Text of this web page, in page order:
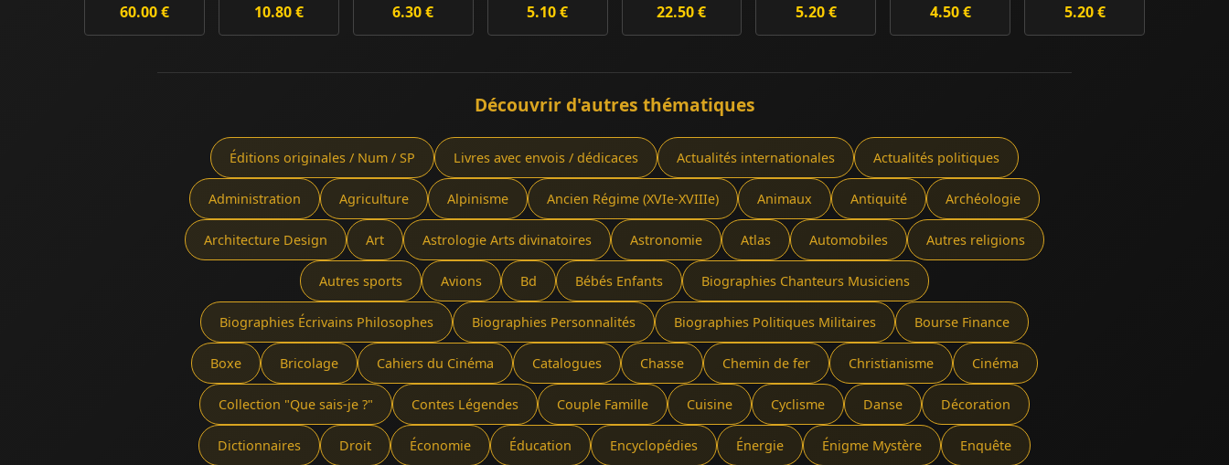
volumes
60.00 € 10.80 € 6.30 €
choisir ...
5.10 €
l'int...
22.50 € 5.20 €
réflexe
4.50 € 5.20 €
Découvrir d'autres thématiques
Éditions originales / Num / SP Livres avec envois / dédicaces Actualités internationales Actualités politiques
Administration Agriculture Alpinisme Ancien Régime (XVIe-XVIIIe) Animaux Antiquité Archéologie
Architecture Design Art Astrologie Arts divinatoires Astronomie Atlas Automobiles Autres religions
Autres sports Avions Bd Bébés Enfants Biographies Chanteurs Musiciens
Biographies Écrivains Philosophes Biographies Personnalités Biographies Politiques Militaires Bourse Finance
Boxe Bricolage Cahiers du Cinéma Catalogues Chasse Chemin de fer Christianisme Cinéma
Collection "Que sais-je ?" Contes Légendes Couple Famille Cuisine Cyclisme Danse Décoration
Dictionnaires Droit Économie Éducation Encyclopédies Énergie Énigme Mystère Enquête